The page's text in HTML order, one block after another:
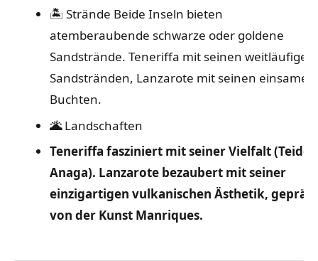
🏝️ Strände Beide Inseln bieten
atemberaubende schwarze oder goldene
Sandstrände. Teneriffa mit seinen weitläufigen
Sandstränden, Lanzarote mit seinen einsamen
Buchten.
🌋Landschaften
Teneriffa fasziniert mit seiner Vielfalt (Teide,
Anaga). Lanzarote bezaubert mit seiner
einzigartigen vulkanischen Ästhetik,
von der Kunst Manriques.